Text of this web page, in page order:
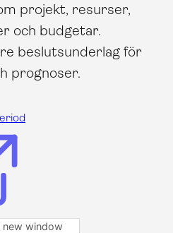
projekt, resurser,
och budgetar.
beslutsunderlag för
prognoser.
new window